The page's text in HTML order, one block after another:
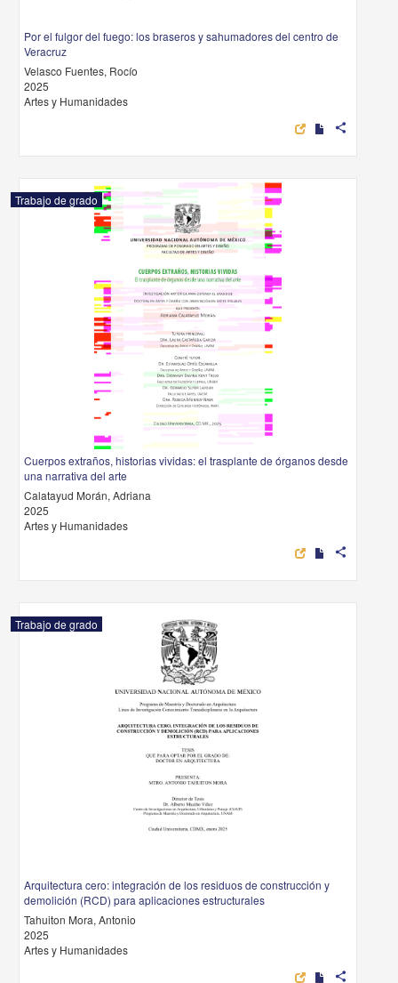
Por el fulgor del fuego: los braseros y sahumadores del centro de
Veracruz
Velasco Fuentes, Rocío
2025
Artes y Humanidades
share
Trabajo de grado
Cuerpos extraños, historias vividas: el trasplante de órganos desde
una narrativa del arte
Calatayud Morán, Adriana
2025
Artes y Humanidades
share
Trabajo de grado
Arquitectura cero: integración de los residuos de construcción y
demolición (RCD) para aplicaciones estructurales
Tahuiton Mora, Antonio
2025
Artes y Humanidades
share